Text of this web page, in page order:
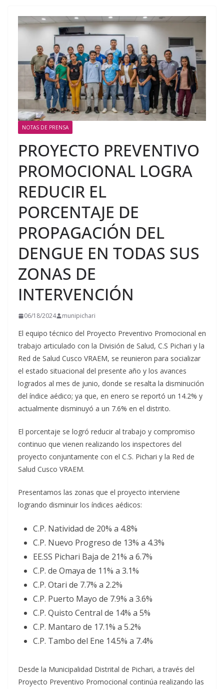
NOTAS DE PRENSA
PROYECTO PREVENTIVO
PROMOCIONAL LOGRA
REDUCIR EL
PORCENTAJE DE
PROPAGACIÓN DEL
DENGUE EN TODAS SUS
ZONAS DE
INTERVENCIÓN
06/18/2024 munipichari
El equipo técnico del Proyecto Preventivo Promocional en
trabajo articulado con la División de Salud, C.S Pichari y la
Red de Salud Cusco VRAEM, se reunieron para socializar
el estado situacional del presente año y los avances
logrados al mes de junio, donde se resalta la disminución
del índice aédico; ya que, en enero se reportó un 14.2% y
actualmente disminuyó a un 7.6% en el distrito.
El porcentaje se logró reducir al trabajo y compromiso
continuo que vienen realizando los inspectores del
proyecto conjuntamente con el C.S. Pichari y la Red de
Salud Cusco VRAEM.
Presentamos las zonas que el proyecto interviene
logrando disminuir los índices aédicos:
C.P. Natividad de 20% a 4.8%
C.P. Nuevo Progreso de 13% a 4.3%
EE.SS Pichari Baja de 21% a 6.7%
C.P. de Omaya de 11% a 3.1%
C.P. Otari de 7.7% a 2.2%
C.P. Puerto Mayo de 7.9% a 3.6%
C.P. Quisto Central de 14% a 5%
C.P. Mantaro de 17.1% a 5.2%
C.P. Tambo del Ene 14.5% a 7.4%
Desde la Municipalidad Distrital de Pichari, a través del
Proyecto Preventivo Promocional continúa realizando las